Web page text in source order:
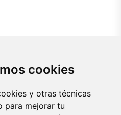
cookies
y otras técnicas
para mejorar tu